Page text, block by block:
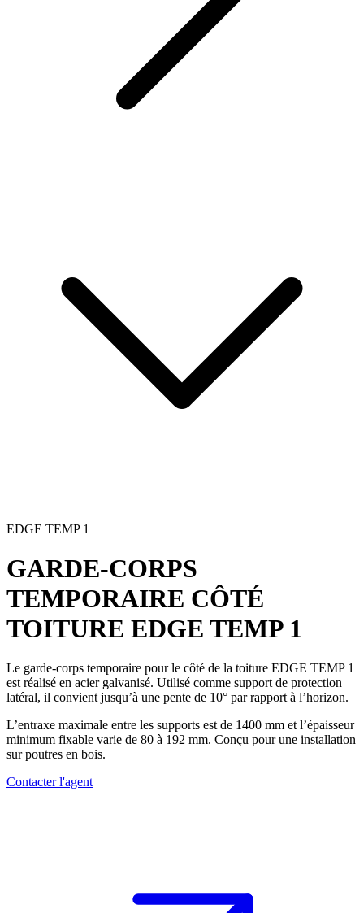
EDGE TEMP 1
GARDE-CORPS
TEMPORAIRE CÔTÉ
TOITURE EDGE TEMP 1
Le garde-corps temporaire pour le côté de la toiture EDGE TEMP 1
est réalisé en acier galvanisé. Utilisé comme support de protection
latéral, il convient jusqu’à une pente de 10° par rapport à l’horizon.
L’entraxe maximale entre les supports est de 1400 mm et l’épaisseur
minimum fixable varie de 80 à 192 mm. Conçu pour une installation
sur poutres en bois.
Contacter l'agent